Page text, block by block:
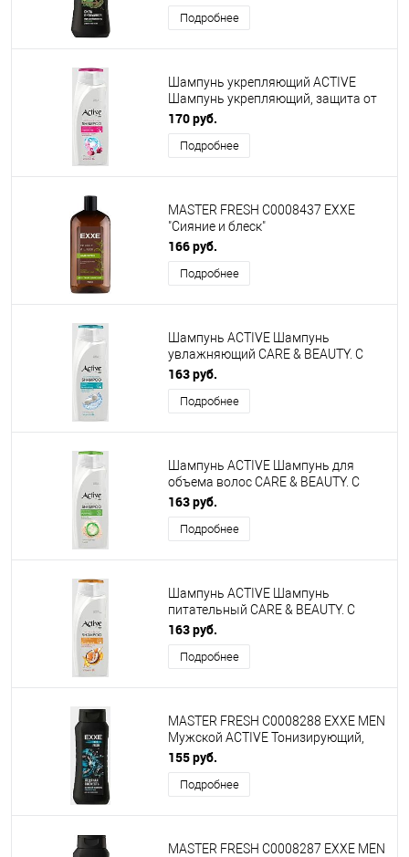
Подробнее
Шампунь укрепляющий ACTIVE
Шампунь укрепляющий, защита от
выпадения волос CARE & BEAUTY. С
корнем женьшеня, цветком
гибискуса и витамином B6, 350 мл
170 руб.
Подробнее
MASTER FRESH С0008437 EXXE
"Сияние и блеск"
Восстанавливающий для
окрашенных волос, 750 мл
166 руб.
Подробнее
Шампунь ACTIVE Шампунь
увлажняющий CARE & BEAUTY. С
протеинами шелка и витамином B5,
350 мл (512102051)
163 руб.
Подробнее
Шампунь ACTIVE Шампунь для
объема волос CARE & BEAUTY. С
каолином и гуаром, 350 мл
(512102052)
163 руб.
Подробнее
Шампунь ACTIVE Шампунь
питательный CARE & BEAUTY. С
кокосовым маслом и витамином
B5, 350 мл (512102054)
163 руб.
Подробнее
MASTER FRESH С0008288 EXXE MEN
Мужской ACTIVE Тонизирующий,
400 мл
155 руб.
Подробнее
MASTER FRESH С0008287 EXXE MEN